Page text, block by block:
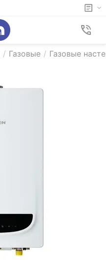
/ Газовые / Газовые